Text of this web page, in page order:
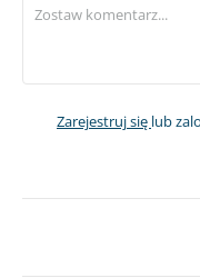
Zarejestruj się lub